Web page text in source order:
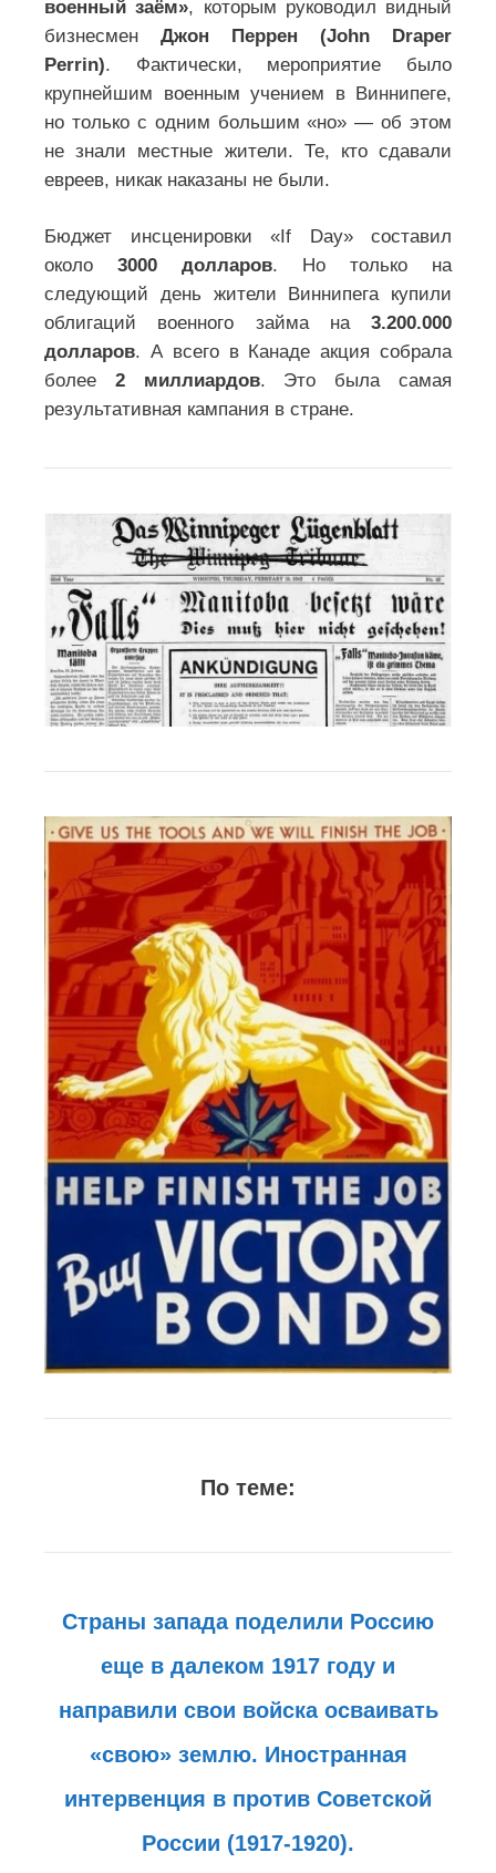
военный заём», которым руководил видный
бизнесмен Джон Перрен (John Draper
Perrin). Фактически, мероприятие было
крупнейшим военным учением в Виннипеге,
но только с одним большим «но» — об этом
не знали местные жители. Те, кто сдавали
евреев, никак наказаны не были.
Бюджет инсценировки «If Day» составил
около 3000 долларов. Но только на
следующий день жители Виннипега купили
облигаций военного займа на 3.200.000
долларов. А всего в Канаде акция собрала
более 2 миллиардов. Это была самая
результативная кампания в стране.
По теме:
Страны запада поделили Россию
еще в далеком 1917 году и
направили свои войска осваивать
«свою» землю. Иностранная
интервенция в против Советской
России (1917-1920).